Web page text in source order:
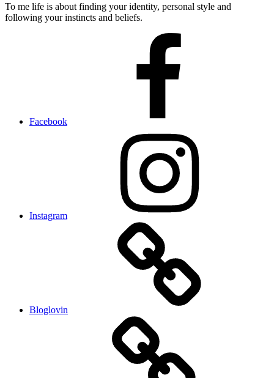
To me life is about finding your identity, personal style and
following your instincts and beliefs.
Facebook
Instagram
Bloglovin